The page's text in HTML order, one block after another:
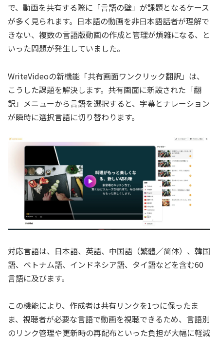
で、動画を共有する際に「言語の壁」が課題となるケース
が多く見られます。日本語の動画を非日本語話者が理解で
きない、複数の言語版動画の作成と管理が煩雑になる、と
いった問題が発生していました。
WriteVideoの新機能「共有画面ワンクリック翻訳」は、
こうした課題を解決します。共有画面に新設された「翻
訳」メニューから言語を選択すると、字幕とナレーション
が瞬時に選択言語に切り替わります。
対応言語は、日本語、英語、中国語（繁體／简体）、韓国
語、ベトナム語、インドネシア語、タイ語などを含む60
言語に及びます。
この機能により、作成者は共有リンクを1つに保ったま
ま、視聴者が必要な言語で動画を視聴できるため、言語別
のリンク管理や更新時の再配布といった負担が大幅に軽減